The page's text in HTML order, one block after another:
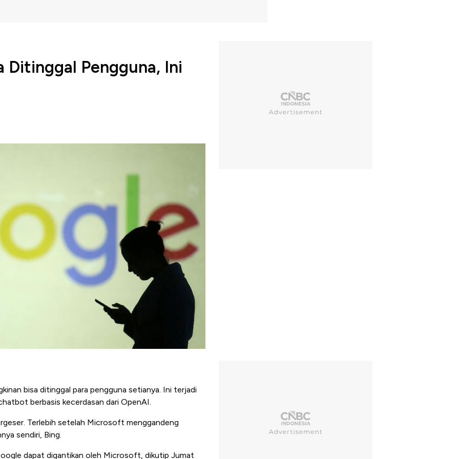
Ditinggal Pengguna, Ini
bisa ditinggal para pengguna setianya. Ini terjadi
berbasis kecerdasan dari OpenAI.
Terlebih setelah Microsoft menggandeng
sendiri, Bing.
dapat digantikan oleh Microsoft, dikutip Jumat